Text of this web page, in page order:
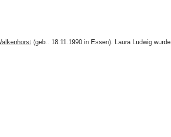
(geb.: 18.11.1990 in Essen). Laura Ludwig wurde